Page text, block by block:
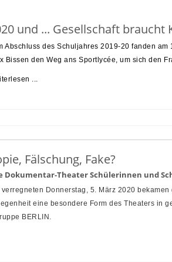
und ... Gesellschaft
Abschluss des Schuljahres 2019-20 fanden
Bissen den Weg ans Sportlycée, um sich den
...
Fälschung, Fake?
Dokumentar-Theater Schülerinnen und
verregneten Donnerstag, 5. März 2020
eine besondere Form des Theaters in
BERLIN